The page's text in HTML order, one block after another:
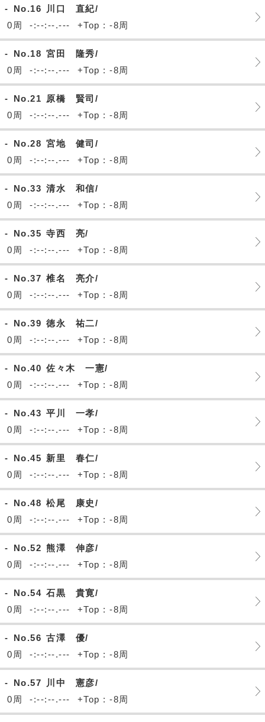
- No.16
川口 直紀/
0周
-:--:--.--- +Top : -8周
- No.18 宮田 隆秀/
0周
-:--:--.--- +Top : -8周
- No.21
原橋 賢司/
0周
-:--:--.--- +Top : -8周
- No.28 宮地 健司/
0周
-:--:--.--- +Top : -8周
- No.33 清水 和信/
0周
-:--:--.--- +Top : -8周
- No.35 寺西 亮/
0周
-:--:--.--- +Top : -8周
- No.37 椎名 亮介/
0周
-:--:--.--- +Top : -8周
- No.39 徳永 祐二/
0周
-:--:--.--- +Top : -8周
- No.40 佐々木 一憲/
0周
-:--:--.--- +Top : -8周
- No.43 平川 一孝/
0周
-:--:--.--- +Top : -8周
- No.45 新里 春仁/
0周
-:--:--.--- +Top : -8周
- No.48 松尾 康史/
0周
-:--:--.--- +Top : -8周
- No.52 熊澤 伸彦/
0周
-:--:--.--- +Top : -8周
- No.54 石黒 貴寛/
0周
-:--:--.--- +Top : -8周
- No.56 古澤 優/
0周
-:--:--.--- +Top : -8周
- No.57
川中 憲彦/
0周
-:--:--.--- +Top : -8周